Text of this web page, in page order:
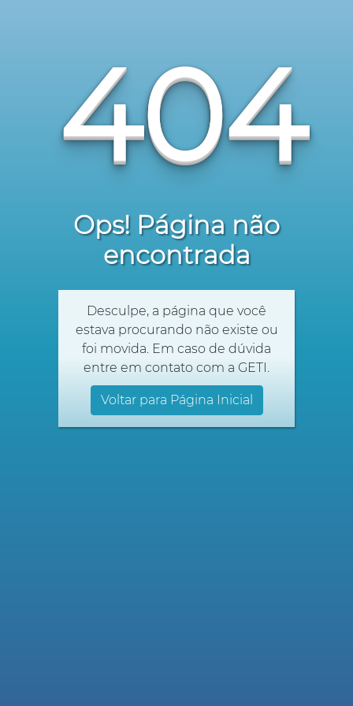
404
Ops! Página não
encontrada
Desculpe, a página que você
estava procurando não existe ou
foi movida. Em caso de dúvida
entre em contato com a GETI.
Voltar para Página Inicial